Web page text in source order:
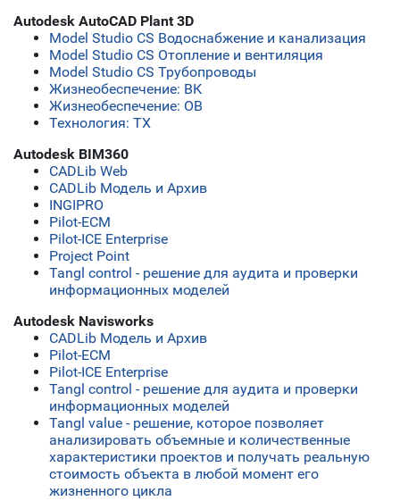
Autodesk AutoCAD Plant 3D
Model Studio CS Водоснабжение и канализация
Model Studio CS Отопление и вентиляция
Model Studio CS Трубопроводы
Жизнеобеспечение: ВК
Жизнеобеспечение: ОВ
Технология: ТХ
Autodesk BIM360
CADLib Web
CADLib Модель и Архив
INGIPRO
Pilot-ECM
Pilot-ICE Enterprise
Project Point
Tangl control - решение для аудита и проверки
информационных моделей
Autodesk Navisworks
CADLib Модель и Архив
Pilot-ECM
Pilot-ICE Enterprise
Tangl control - решение для аудита и проверки
информационных моделей
Tangl value - решение, которое позволяет
анализировать объемные и количественные
характеристики проектов и получать реальную
стоимость объекта в любой момент его
жизненного цикла